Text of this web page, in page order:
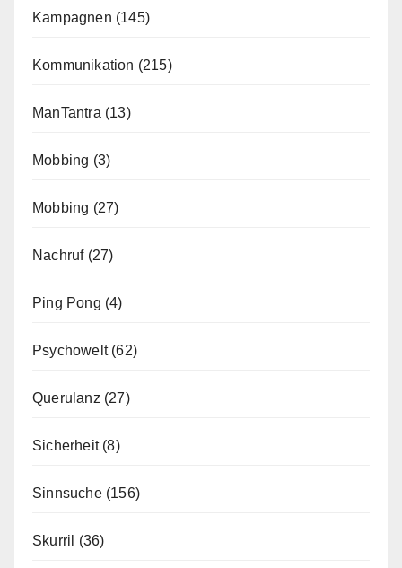
Kampagnen (145)
Kommunikation (215)
ManTantra (13)
Mobbing (3)
Mobbing (27)
Nachruf(27)
Ping Pong (4)
Psychowelt(62)
Querulanz (27)
Sicherheit(8)
Sinnsuche(156)
Skurril (36)